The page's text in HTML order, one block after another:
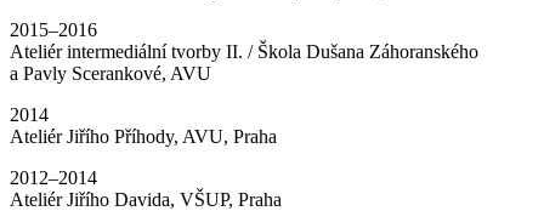
2015–2016
Ateliér intermediální tvorby II. / Škola Dušana Záhoranského
a Pavly Scerankové, AVU
2014
Ateliér Jiřího Příhody, AVU, Praha
2012–2014
Ateliér Jiřího Davida, VŠUP, Praha